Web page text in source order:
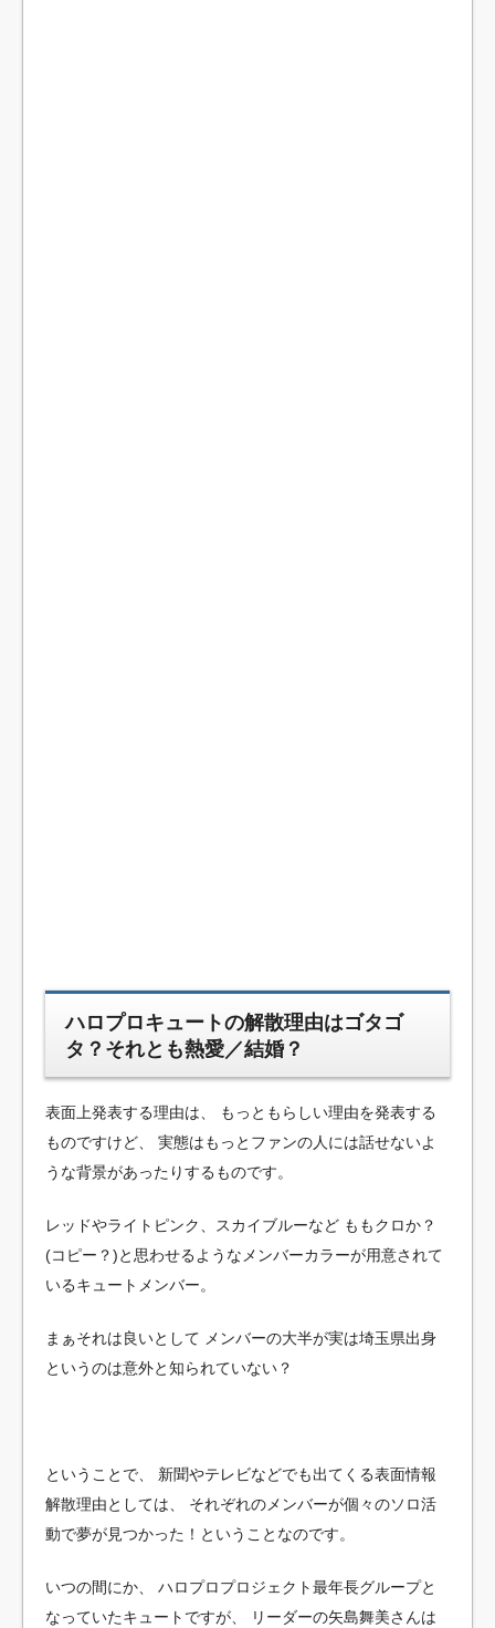
ハロプロキュートの解散理由はゴタゴ
タ？それとも熱愛／結婚？
表面上発表する理由は、
もっともらしい理由を発表する
ものですけど、
実態はもっとファンの人には話せないよ
うな背景があったりするものです。
レッドやライトピンク、スカイブルーなど ももクロか？
(コピー？)と思わせるようなメンバーカラーが用意されて
いるキュートメンバー。
まぁそれは良いとして メンバーの大半が実は埼玉県出身
というのは意外と知られていない？
ということで、
新聞やテレビなどでも出てくる表面情報
解散理由としては、
それぞれのメンバーが個々のソロ活
動で夢が見つかった！ということなのです。
いつの間にか、
ハロプロプロジェクト最年長グループと
なっていたキュートですが、
リーダーの矢島舞美さんは